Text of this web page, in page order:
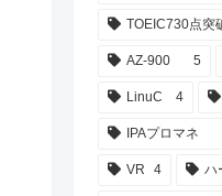
TOEIC730点突
AZ-900 5
LinuC 4
IPAプロマネ
VR 4 ハ